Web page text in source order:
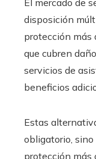
El mercado de
disposición
protección más
que cubren
servicios de
beneficios
Estas
obligatorio,
protección más